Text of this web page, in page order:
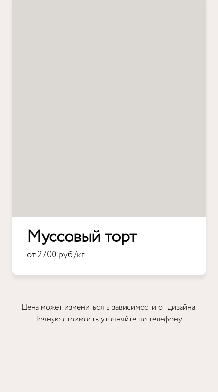
Муссовый торт
от 2700 руб./кг
Цена может измениться в зависимости от дизайна.
Точную стоимость уточняйте по телефону.